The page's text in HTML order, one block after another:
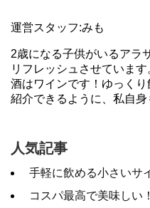
運営スタッフ:みも
2歳になる子供がいるアラ
リフレッシュさせていま
酒はワインです！ゆっく
紹介できるように、私自
人気記事
手軽に飲める小さいサ
コスパ最高で美味しい